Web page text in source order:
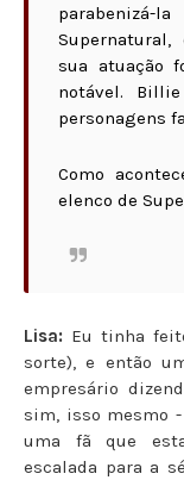
parabenizá-
sua atuação
notável.
personagens
Como
elenco de
Lisa: Eu tinha
sorte), e então
empresário
sim, isso mesmo
uma fã que
escalada para a